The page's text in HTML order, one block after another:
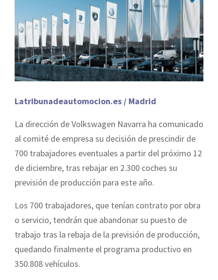
Latribunadeautomocion.es / Madrid
La dirección de Volkswagen Navarra ha comunicado
al comité de empresa su decisión de prescindir de
700 trabajadores eventuales a partir del próximo 12
de diciembre, tras rebajar en 2.300 coches su
previsión de producción para este año.
Los 700 trabajadores, que tenían contrato por obra
o servicio, tendrán que abandonar su puesto de
trabajo tras la rebaja de la previsión de producción,
quedando finalmente el programa productivo en
350.808 vehículos.